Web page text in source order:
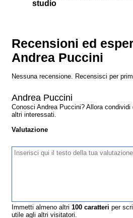
studio
Recensioni ed
Andrea Puccini
Nessuna recensione. Recensisci per
Andrea Puccini
Conosci Andrea Puccini? Allora
altri interessati.
Valutazione
Immetti almeno altri100 caratteri per
utile agli altri visitatori.